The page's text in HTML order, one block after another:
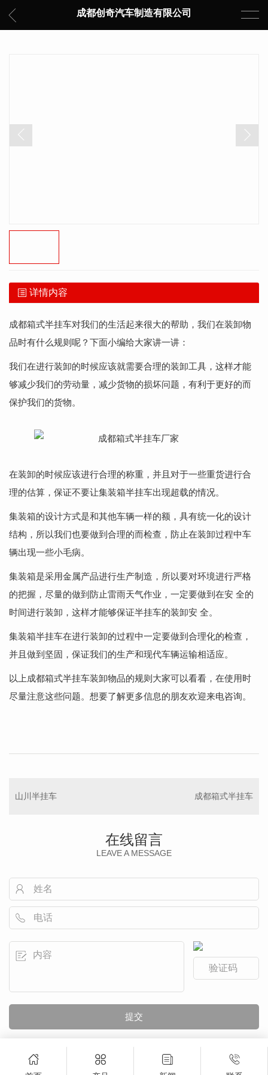
成都创奇汽车制造有限公司
详情内容
成都箱式半挂车对我们的生活起来很大的帮助，我们在装卸物
品时有什么规则呢？下面小编给大家讲一讲：
我们在进行装卸的时候应该就需要合理的装卸工具，这样才能
够减少我们的劳动量，减少货物的损坏问题，有利于更好的而
保护我们的货物。
在装卸的时候应该进行合理的称重，并且对于一些重货进行合
理的估算，保证不要让集装箱半挂车出现超载的情况。
集装箱的设计方式是和其他车辆一样的额，具有统一化的设计
结构，所以我们也要做到合理的而检查，防止在装卸过程中车
辆出现一些小毛病。
集装箱是采用金属产品进行生产制造，所以要对环境进行严格
的把握，尽量的做到防止雷雨天气作业，一定要做到在安 全的
时间进行装卸，这样才能够保证半挂车的装卸安 全。
集装箱半挂车在进行装卸的过程中一定要做到合理化的检查，
并且做到坚固，保证我们的生产和现代车辆运输相适应。
以上成都箱式半挂车装卸物品的规则大家可以看看，在使用时
尽量注意这些问题。想要了解更多信息的朋友欢迎来电咨询。
山川半挂车 成都箱式半挂车
在线留言
LEAVE A MESSAGE